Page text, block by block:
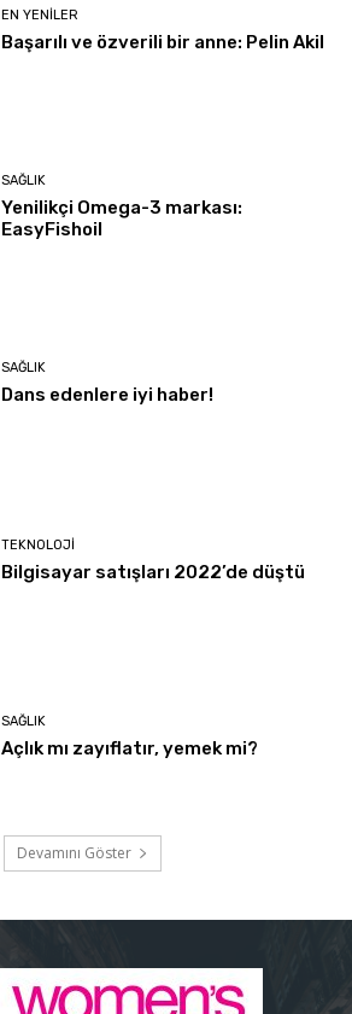
EN YENILER
Başarılı ve özverili bir anne: Pelin Akil
SAĞLIK
Yenilikçi Omega-3 markası:
EasyFishoil
SAĞLIK
Dans edenlere iyi haber!
TEKNOLOJI
Bilgisayar satışları 2022’de düştü
SAĞLIK
Açlık mı zayıflatır, yemek mi?
Devamını Göster